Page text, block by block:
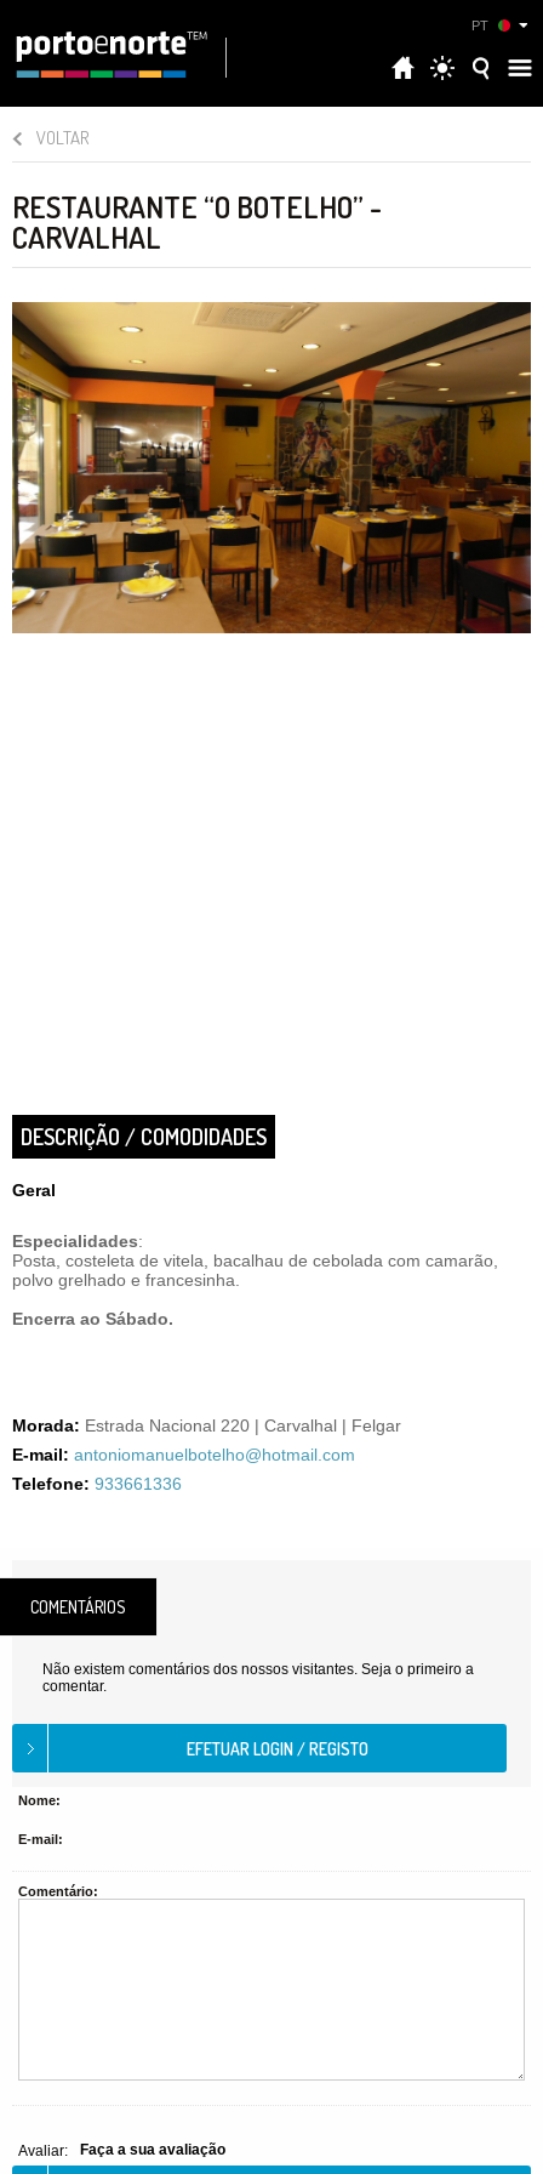
PT
VOLTAR
RESTAURANTE “O BOTELHO” -
CARVALHAL
DESCRIÇÃO / COMODIDADES
Geral
Especialidades:
Posta, costeleta de vitela, bacalhau de cebolada com camarão,
polvo grelhado e francesinha.
Encerra ao Sábado.
Morada: Estrada Nacional 220 | Carvalhal | Felgar
E-mail: antoniomanuelbotelho@hotmail.com
Telefone: 933661336
COMENTÁRIOS
Não existem comentários dos nossos visitantes. Seja o primeiro a
comentar.
Nome:
E-mail:
Comentário:
Avaliar: Faça a sua avaliação